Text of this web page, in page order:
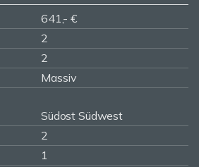
641,- €
2
2
Massiv
Südost Südwest
2
1